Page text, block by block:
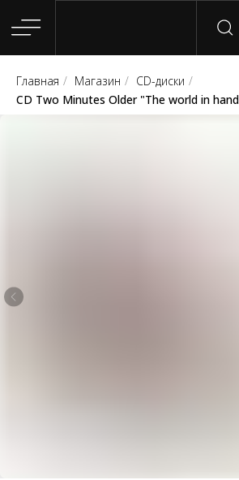
Главная Магазин Группы
Сотрудничество Для покупателей
Главная / Магазин / CD-диски /